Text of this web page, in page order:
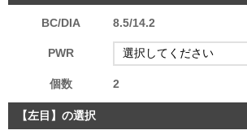
BC/DIA 8.5/14.2
PWR
個数 2
【左目】の選択